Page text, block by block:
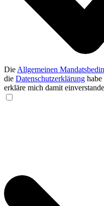
Die Allgemeinen
die Datenschutzerklärung
erkläre mich damit